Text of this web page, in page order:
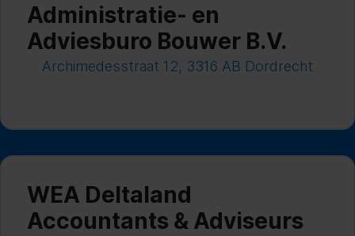
Administratie- en
Adviesburo Bouwer B.V.
Archimedesstraat 12, 3316 AB Dordrecht
WEA Deltaland
Accountants & Adviseurs